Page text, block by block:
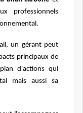
professionnels
un gérant peut
principaux de
d'actions qui
mais aussi sa